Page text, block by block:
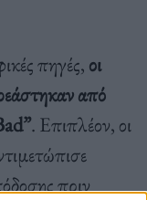
πηγές, οι
από
. Επιπλέον, οι
πριν